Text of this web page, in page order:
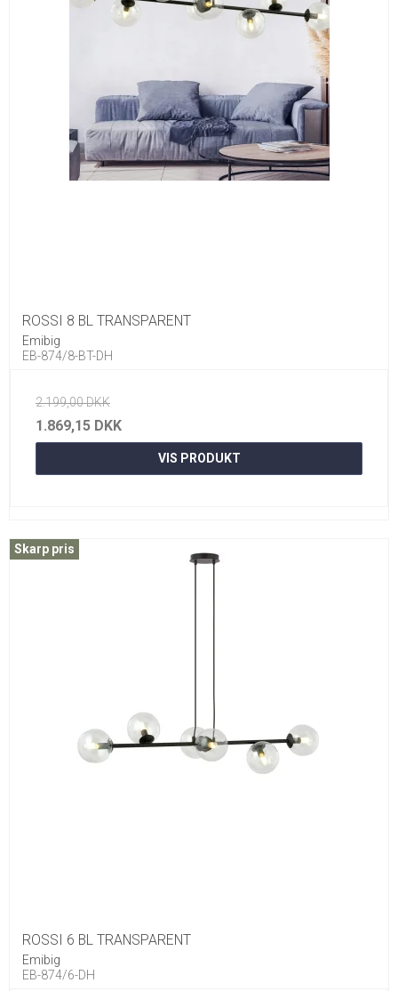
ROSSI 8 BL TRANSPARENT
Emibig
EB-874/8-BT-DH
2.199,00 DKK
1.869,15 DKK
VIS PRODUKT
Skarp pris
ROSSI 6 BL TRANSPARENT
Emibig
EB-874/6-DH